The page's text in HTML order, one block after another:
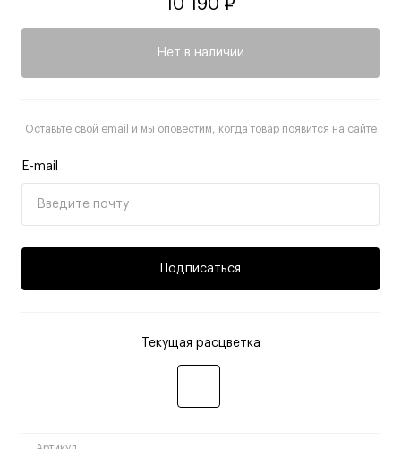
10 190 ₽
Нет в наличии
Оставьте свой email и мы оповестим, когда товар появится на сайте
E-mail
Подписаться
Текущая расцветка